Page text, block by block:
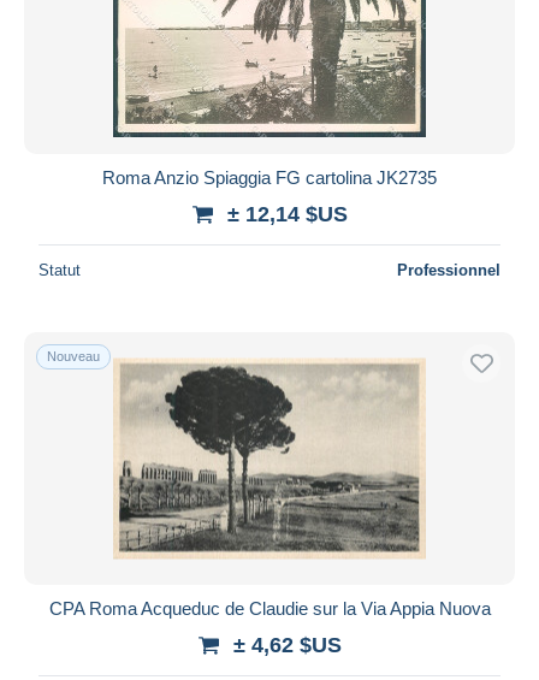
Appliquer
Roma Anzio Spiaggia FG cartolina JK2735
± 12,14 $US
Statut Professionnel
Nouveau
CPA Roma Acqueduc de Claudie sur la Via Appia Nuova
± 4,62 $US